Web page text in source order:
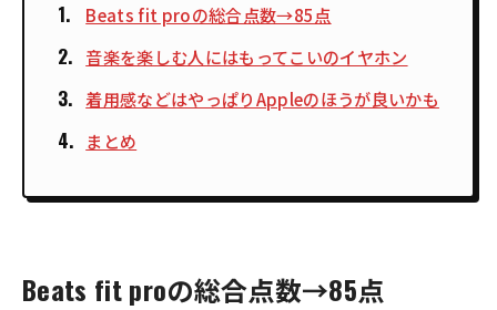
Beats fit proの総合点数→85点
音楽を楽しむ人にはもってこいのイヤホン
着用感などはやっぱりAppleのほうが良いかも
まとめ
Beats fit proの総合点数→85点